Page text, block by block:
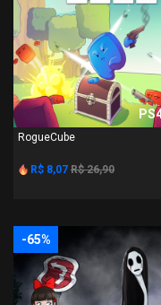
RogueCube
R$ 8,07 R$ 26,90
-65%